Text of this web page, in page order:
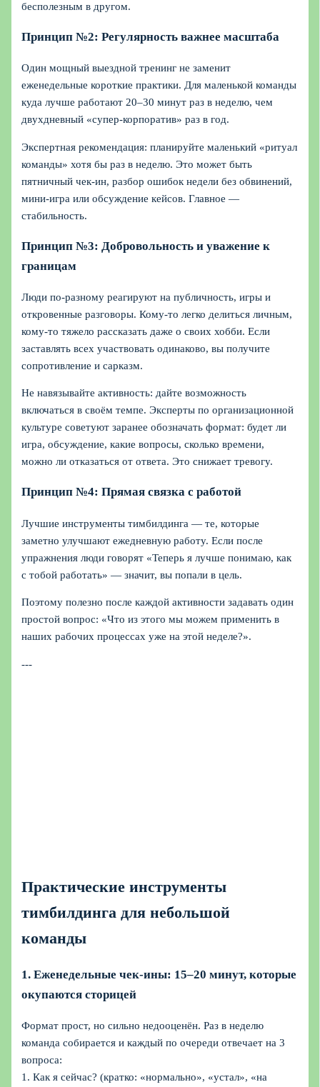
бесполезным в другом.
Принцип №2: Регулярность важнее масштаба
Один мощный выездной тренинг не заменит
еженедельные короткие практики. Для маленькой команды
куда лучше работают 20–30 минут раз в неделю, чем
двухдневный «супер‑корпоратив» раз в год.
Экспертная рекомендация: планируйте маленький «ритуал
команды» хотя бы раз в неделю. Это может быть
пятничный чек‑ин, разбор ошибок недели без обвинений,
мини‑игра или обсуждение кейсов. Главное —
стабильность.
Принцип №3: Добровольность и уважение к
границам
Люди по‑разному реагируют на публичность, игры и
откровенные разговоры. Кому‑то легко делиться личным,
кому‑то тяжело рассказать даже о своих хобби. Если
заставлять всех участвовать одинаково, вы получите
сопротивление и сарказм.
Не навязывайте активность: дайте возможность
включаться в своём темпе. Эксперты по организационной
культуре советуют заранее обозначать формат: будет ли
игра, обсуждение, какие вопросы, сколько времени,
можно ли отказаться от ответа. Это снижает тревогу.
Принцип №4: Прямая связка с работой
Лучшие инструменты тимбилдинга — те, которые
заметно улучшают ежедневную работу. Если после
упражнения люди говорят «Теперь я лучше понимаю, как
с тобой работать» — значит, вы попали в цель.
Поэтому полезно после каждой активности задавать один
простой вопрос: «Что из этого мы можем применить в
наших рабочих процессах уже на этой неделе?».
---
Практические инструменты
тимбилдинга для небольшой
команды
1. Еженедельные чек‑ины: 15–20 минут, которые
окупаются сторицей
Формат прост, но сильно недооценён. Раз в неделю
команда собирается и каждый по очереди отвечает на 3
вопроса:
1. Как я сейчас? (кратко: «нормально», «устал», «на